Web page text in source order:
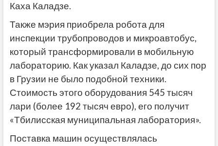
Каха Каладзе.
Также мэрия приобрела робота для
инспекции трубопроводов и микроавтобус,
который трансформировали в мобильную
лабораторию. Как указал Каладзе, до сих пор
в Грузии не было подобной техники.
Стоимость этого оборудования 545 тысяч
лари (более 192 тысяч евро), его получит
«Тбилисская муниципальная лаборатория».
Поставка машин осуществлялась